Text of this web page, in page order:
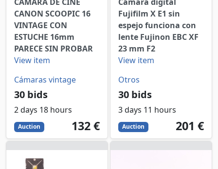
CANON SCOOPIC 16
VINTAGE CON
ESTUCHE 16mm
PARECE SIN PROBAR
View item
Cámaras vintage
30 bids
2 days 18 hours
Auction 132
EUR
132 €
Fujifilm X E1 sin
espejo funciona con
lente Fujinon EBC XF
23 mm F2
View item
Otros
30 bids
3 days 11 hours
Auction 201
EUR
201 €